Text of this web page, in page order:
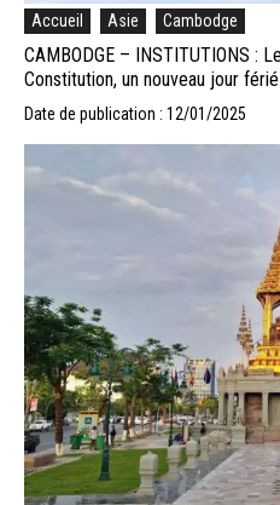
Accueil Asie Cambodge
CAMBODGE – INSTITUTIONS :
Constitution, un nouveau jour
Date de publication : 12/01/2025